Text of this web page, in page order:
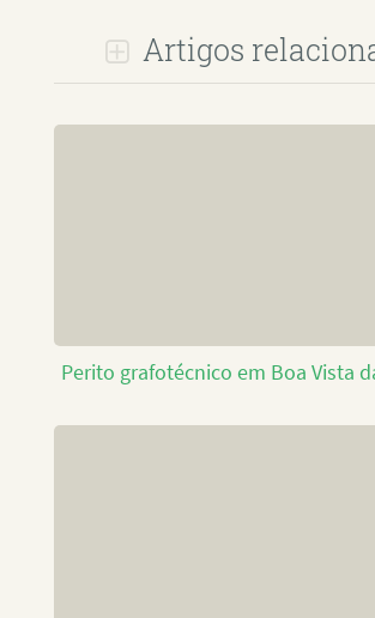
Artigos
Perito grafotécnico em Boa Vista